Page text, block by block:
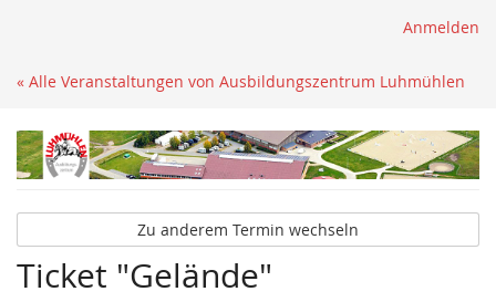
Anmelden
« Alle Veranstaltungen von Ausbildungszentrum Luhmühlen
Zu anderem Termin wechseln
Ticket "Gelände"